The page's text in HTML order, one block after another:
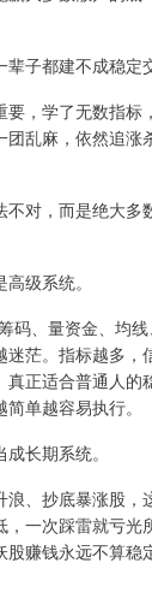
辈子都建不成稳定
，学了无数指标
乱麻，依然追涨
对，而是绝大多
级系统。
码、量资金、均
茫。指标越多，
真正适合普通人的
单越容易执行。
长期系统。
、抄底暴涨股，
，一次踩雷就亏光
股赚钱永远不算稳